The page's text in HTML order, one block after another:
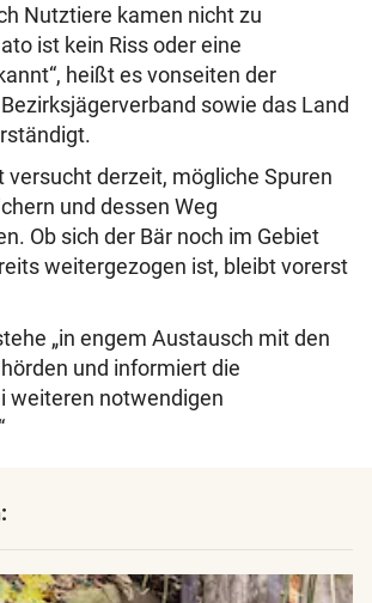
Nutztiere kamen nicht zu
ist kein Riss oder eine
heißt es vonseiten der
sowie das Land
versucht derzeit, mögliche Spuren
und dessen Weg
Ob sich der Bär noch im Gebiet
weitergezogen ist, bleibt vorerst
„in engem Austausch mit den
und informiert die
weiteren notwendigen